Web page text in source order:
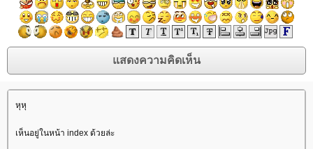
หุหุ
เห็นอยู่ในหน้า index ด้วยล่ะ